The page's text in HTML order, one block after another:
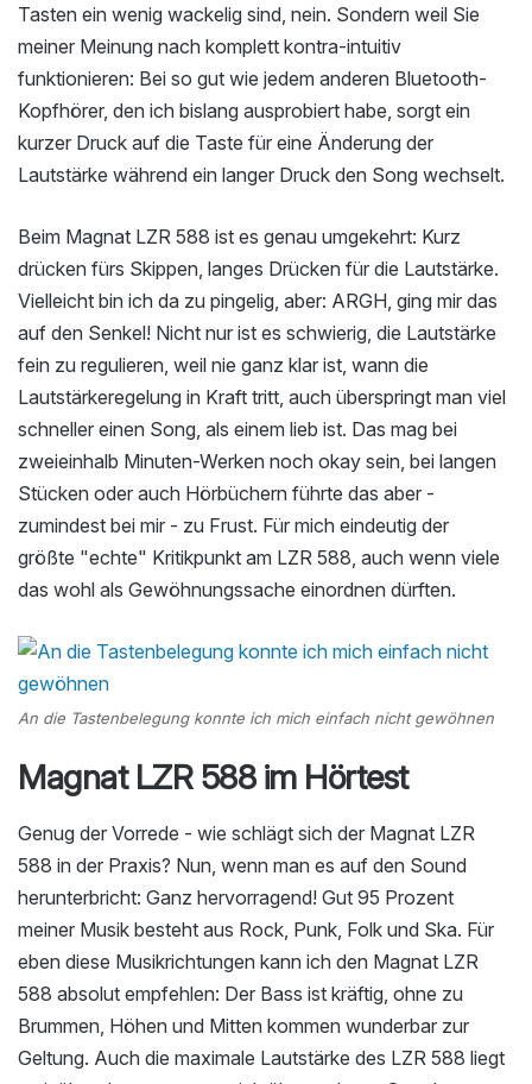
Tasten ein wenig wackelig sind, nein. Sondern weil Sie
meiner Meinung nach komplett kontra-intuitiv
funktionieren: Bei so gut wie jedem anderen Bluetooth-
Kopfhörer, den ich bislang ausprobiert habe, sorgt ein
kurzer Druck auf die Taste für eine Änderung der
Lautstärke während ein langer Druck den Song wechselt.
Beim Magnat LZR 588 ist es genau umgekehrt: Kurz
drücken fürs Skippen, langes Drücken für die Lautstärke.
Vielleicht bin ich da zu pingelig, aber: ARGH, ging mir das
auf den Senkel! Nicht nur ist es schwierig, die Lautstärke
fein zu regulieren, weil nie ganz klar ist, wann die
Lautstärkeregelung in Kraft tritt, auch überspringt man viel
schneller einen Song, als einem lieb ist. Das mag bei
zweieinhalb Minuten-Werken noch okay sein, bei langen
Stücken oder auch Hörbüchern führte das aber -
zumindest bei mir - zu Frust. Für mich eindeutig der
größte "echte" Kritikpunkt am LZR 588, auch wenn viele
das wohl als Gewöhnungssache einordnen dürften.
An die Tastenbelegung konnte ich mich einfach nicht gewöhnen
Magnat LZR 588 im Hörtest
Genug der Vorrede - wie schlägt sich der Magnat LZR
588 in der Praxis? Nun, wenn man es auf den Sound
herunterbricht: Ganz hervorragend! Gut 95 Prozent
meiner Musik besteht aus Rock, Punk, Folk und Ska. Für
eben diese Musikrichtungen kann ich den Magnat LZR
588 absolut empfehlen: Der Bass ist kräftig, ohne zu
Brummen, Höhen und Mitten kommen wunderbar zur
Geltung. Auch die maximale Lautstärke des LZR 588 liegt